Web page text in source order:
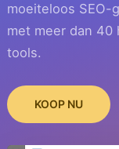
moeiteloos SEO-
met meer dan 40
tools.
KOOP NU